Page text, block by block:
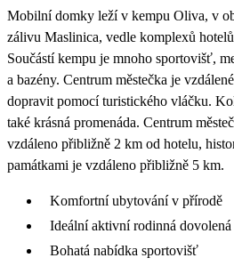
Mobilní domky leží v kempu Oliva, v
zálivu Maslinica, vedle komplexů
Součástí kempu je mnoho sportovišť,
a bazény. Centrum městečka je
dopravit pomocí turistického vláčku.
také krásná promenáda. Centrum
vzdáleno přibližně 2 km od hotelu,
památkami je vzdáleno přibližně 5 km.
Komfortní ubytování v přírodě
Ideální aktivní rodinná dovolená
Bohatá nabídka sportovišť